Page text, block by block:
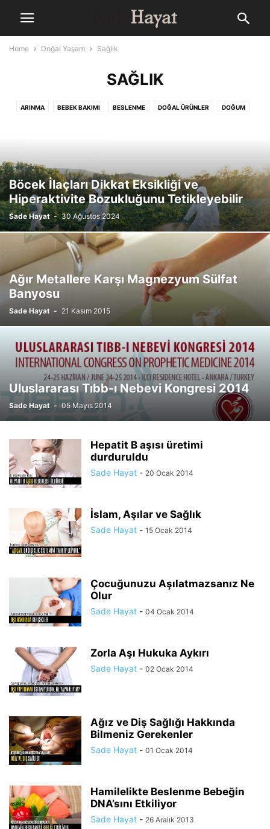
Home Doğal Yaşam Sağlık
SAĞLIK
ARINMA BEBEK BAKIMI BESLENME DOĞAL ÜRÜNLER DOĞUM
Böcek İlaçları Dikkat Eksikliği ve
Hiperaktivite Bozukluğunu Tetikleyebilir
Sade Hayat - 30 Ağustos 2024
Ağır Metallere Karşı Magnezyum Sülfat
Banyosu
Sade Hayat - 21 Kasım 2015
Uluslararası Tıbb-ı Nebevi Kongresi 2014
Sade Hayat - 05 Mayıs 2014
Hepatit B aşısı üretimi
durduruldu
Sade Hayat - 20 Ocak 2014
İslam, Aşılar ve Sağlık
Sade Hayat - 15 Ocak 2014
Çocuğunuzu Aşılatmazsanız Ne
Olur
Sade Hayat - 04 Ocak 2014
Zorla Aşı Hukuka Aykırı
Sade Hayat - 02 Ocak 2014
Ağız ve Diş Sağlığı Hakkında
Bilmeniz Gerekenler
Sade Hayat - 01 Ocak 2014
Hamilelikte Beslenme Bebeğin
DNA’sını Etkiliyor
Sade Hayat - 26 Aralık 2013